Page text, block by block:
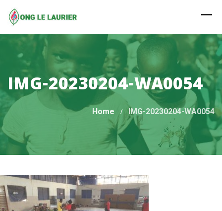
content
IMG-20230204-WA0054
Home IMG-20230204-WA0054